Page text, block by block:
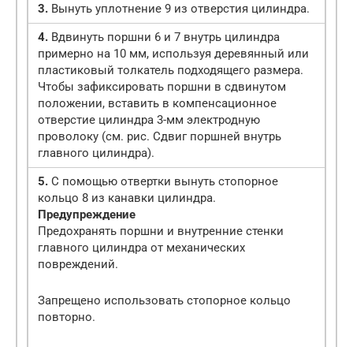
3. Вынуть уплотнение 9 из отверстия цилиндра.
4. Вдвинуть поршни 6 и 7 внутрь цилиндра
примерно на 10 мм, используя деревянный или
пластиковый толкатель подходящего размера.
Чтобы зафиксировать поршни в сдвинутом
положении, вставить в компенсационное
отверстие цилиндра 3-мм электродную
проволоку (см. рис. Сдвиг поршней внутрь
главного цилиндра).
5. С помощью отвертки вынуть стопорное
кольцо 8 из канавки цилиндра.
Предупреждение
Предохранять поршни и внутренние стенки
главного цилиндра от механических
повреждений.
Запрещено использовать стопорное кольцо
повторно.